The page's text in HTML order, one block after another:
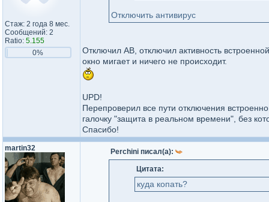
Стаж: 2 года 8 мес.
Сообщений: 2
Ratio: 5.155
0%
Отключить антивирус
Отключил АВ, отключил активность
окно мигает и ничего не происходит.
UPD!
Перепроверил все пути отключения
галочку "защита в реальном времени", без
Спасибо!
martin32 Perchini писал(а):
Цитата:
куда копать?